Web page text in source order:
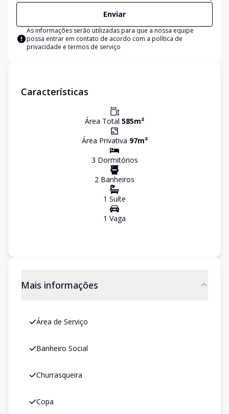
Enviar
As informações serão utilizadas para que a nossa equipe
possa entrar em contato de acordo com a política de
privacidade e termos de serviço
Características
Área Total 585m²
Área Privativa 97m²
3 Dormitórios
2 Banheiros
1 Suíte
1 Vaga
Mais informações
Área de Serviço
Banheiro Social
Churrasqueira
Copa